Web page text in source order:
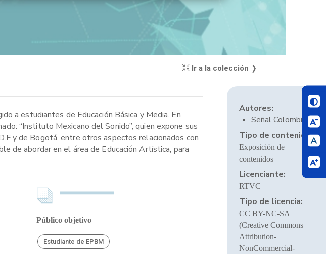
Ir a la colección ❭
a estudiantes de Educación Básica y Media. En
“Instituto Mexicano del Sonido”, quien expone sus
y de Bogotá, entre otros aspectos relacionados con
de abordar en el área de Educación Artística, para
Público objetivo
Estudiante de EPBM
Autores:
Señal Colombia
Tipo de contenido:
Exposición de
contenidos
Licenciante:
RTVC
Tipo de licencia:
CC BY-NC-SA
(Creative Commons
Attribution-
NonCommercial-